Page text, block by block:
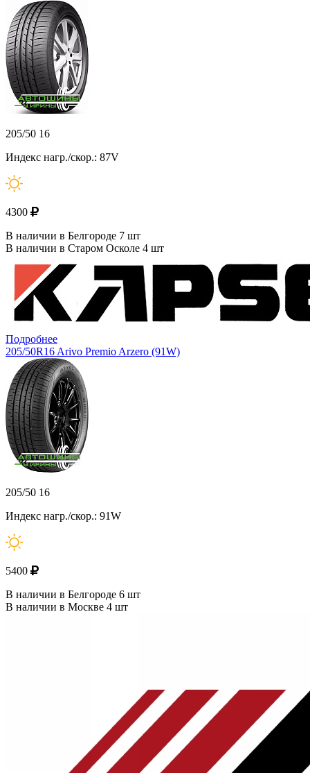
205/50 16
Индекс нагр./скор.: 87V
4300
В наличии в Белгороде 7 шт
В наличии в Старом Осколе 4 шт
Подробнее
205/50R16 Arivo Premio Arzero (91W)
205/50 16
Индекс нагр./скор.: 91W
5400
В наличии в Белгороде 6 шт
В наличии в Москве 4 шт